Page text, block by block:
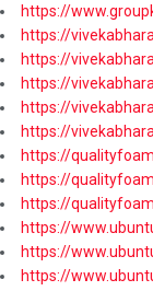
https://
https://
https://
https://
https://
https://
https://
https://
https://
https://
https://
https://